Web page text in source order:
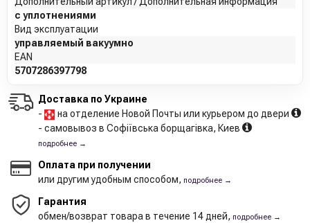
с уплотнениями
Вид эксплуатации
управляемый вакуумно
EAN
5707286397798
Доставка по Украине
-
на отделение Новой Почты или курьером до двери
- самовывоз в Софіївська борщагівка, Киев
подробнее →
Оплата при получении
или другим удобным способом, подробнее →
Гарантия
обмен/возврат товара в течение 14 дней, подробнее →